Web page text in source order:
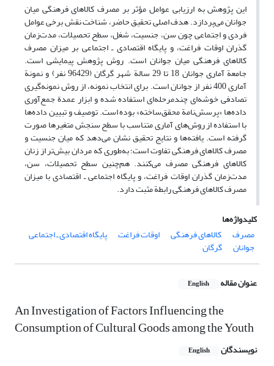
این پژوهش به ارزیابی عوامل مؤثر بر مصرف کالاهای فرهنگی میان
جوانان می‌پردازد. هدف اصلی تحقیق حاضر، شناخت نقش برخی عوامل
فردی و اجتماعی چون سن، جنسیت، شغل، سطح تحصیلات، مدت‌زمان
گذران اوقات فراغت، و پایگاه اقتصادی ـ اجتماعی بر میزان مصرف
کالاهای فرهنگی میان جوانان است. روش پژوهش پیمایشی است.
جامعة آماری جوانان 18 تا 29 سالة شهر گرگان (96429 نفر) و نمونة
آماری 400 نفر از جوانان است. برای انتخاب نمونه،‌ از روش نمونه‌گیری
تصادفی خوشه‌ای چند‌مرحله‌ای استفاده شده و ابزار عمدة جمع‌آوری
داده‌ها «پرسش‌نامة محقق‌ساخته» بوده است. توصیف و تبیین داده‌ها
با استفاده از روش‌های آماری متناسب با سطح سنجش متغیرها صورت
گرفته است. یافته‌ها و نتایج تحقیق نشان می‌دهد که میان جنسیت و
مصرف کالاهای فرهنگی تفاوت است؛ به‌طوری که مردان بیش‌تر از زنان
کالاهای فرهنگی مصرف می‌کنند. ‌هم‌چنین سطح تحصیلات، سن،
مدت‌زمان گذران اوقات فراغت، و پایگاه اجتماعی ـ اقتصادی با میزان
مصرف کالاهای فرهنگی رابطة مثبت دارد.
کلیدواژه‌ها
مصرف
کالاهای فرهنگی اوقات فراغت پایگاه اقتصادی ـ اجتماعی
جوانان گرگان
عنوان مقاله English
An Investigation of Factors Influencing the
Consumption of Cultural Goods among the Youth
نویسندگان English